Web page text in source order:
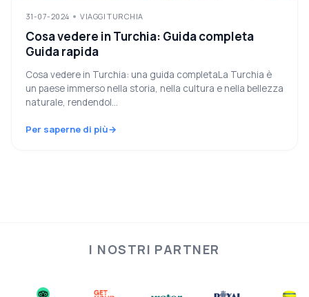
31-07-2024 VIAGGI TURCHIA
Cosa vedere in Turchia: Guida completa
Guida rapida
Cosa vedere in Turchia: una guida completaLa Turchia è
un paese immerso nella storia, nella cultura e nella bellezza
naturale, rendendol...
Per saperne di più
I NOSTRI PARTNER